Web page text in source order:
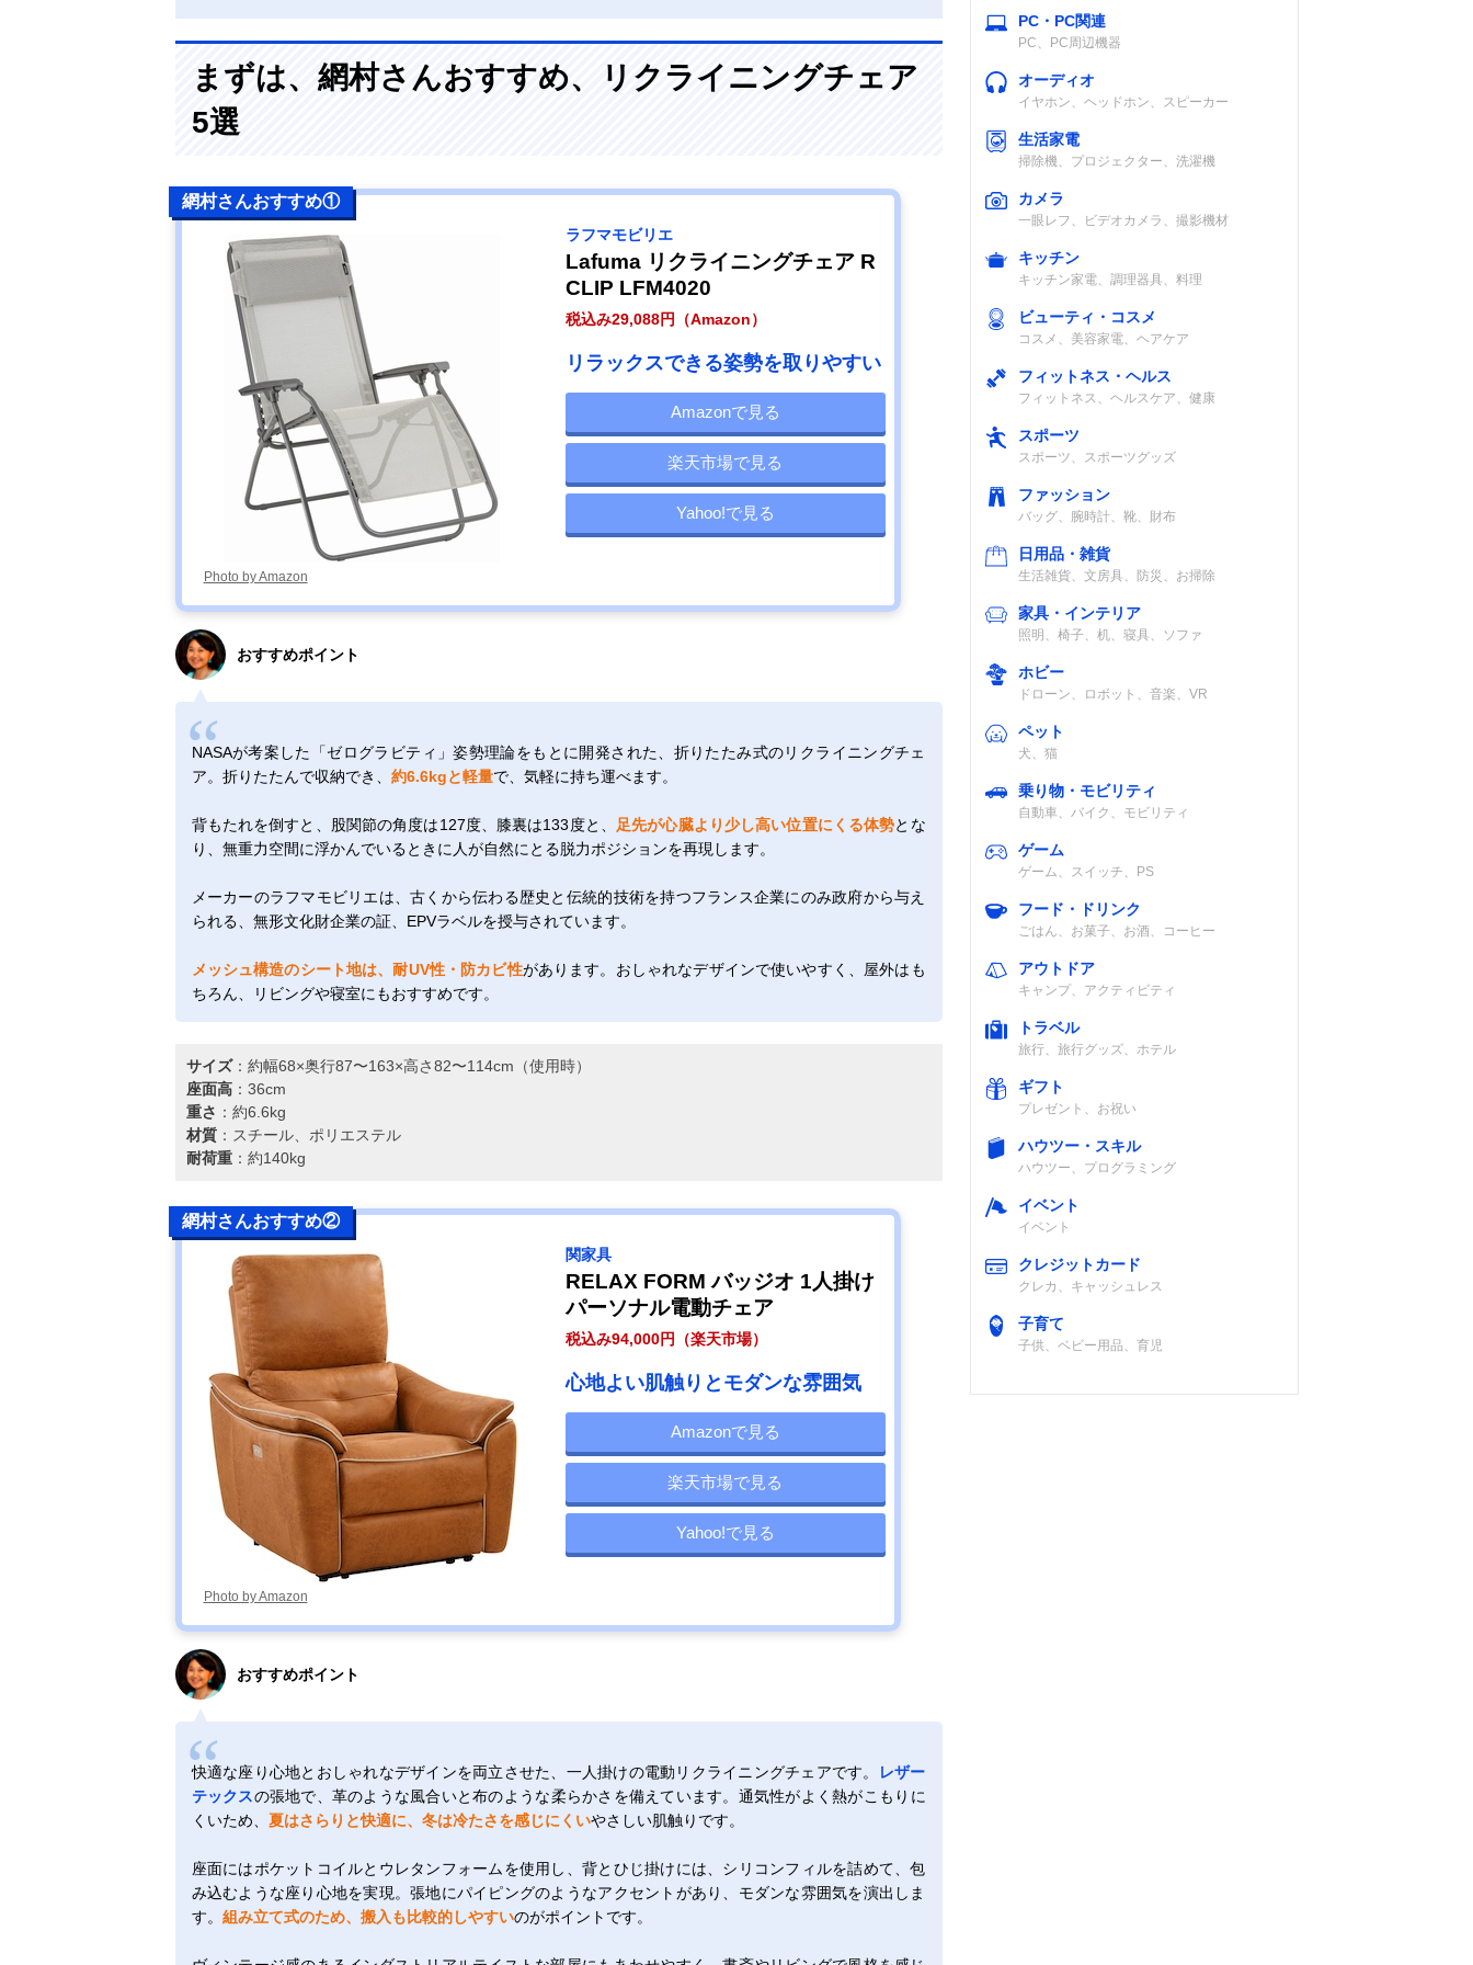
まずは、網村さんおすすめ、リクライニングチェア
5選
網村さんおすすめ①
Photo by Amazon
ラフマモビリエ
Lafuma リクライニングチェア R
CLIP LFM4020
税込み29,088円（Amazon）
リラックスできる姿勢を取りやすい
Amazonで見る
楽天市場で見る
Yahoo!で見る
おすすめポイント
NASAが考案した「ゼログラビティ」姿勢理論をもとに開発された、折りたたみ式のリクライニングチェ
ア。折りたたんで収納でき、 約6.6kgと軽量で、気軽に持ち運べます。
背もたれを倒すと、股関節の角度は127度、膝裏は133度と、 足先が心臓より少し高い位置にくる体勢とな
り、無重力空間に浮かんでいるときに人が自然にとる脱力ポジションを再現します。
メーカーのラフマモビリエは、古くから伝わる歴史と伝統的技術を持つフランス企業にのみ政府から与え
られる、無形文化財企業の証、EPVラベルを授与されています。
メッシュ構造のシート地は、耐UV性・防カビ性があります。おしゃれなデザインで使いやすく、屋外はも
ちろん、リビングや寝室にもおすすめです。
サイズ：約幅68×奥行87〜163×高さ82〜114cm（使用時）
座面高：36cm
重さ ：約6.6kg
材質：スチール、ポリエステル
耐荷重：約140kg
網村さんおすすめ②
Photo by Amazon
関家具
RELAX FORM バッジオ 1人掛け
パーソナル電動チェア
税込み94,000円（楽天市場）
心地よい肌触りとモダンな雰囲気
Amazonで見る
楽天市場で見る
Yahoo!で見る
おすすめポイント
快適な座り心地とおしゃれなデザインを両立させた、一人掛けの電動リクライニングチェアです。
レザー
テックスの張地で、革のような風合いと布のような柔らかさを備えています。通気性がよく熱がこもりに
くいため、 夏はさらりと快適に、冬は冷たさを感じにくいやさしい肌触りです。
座面にはポケットコイルとウレタンフォームを使用し、背とひじ掛けには、シリコンフィルを詰めて、包
み込むような座り心地を実現。張地にパイピングのようなアクセントがあり、モダンな雰囲気を演出しま
す。 組み立て式のため、搬入も比較的しやすいのがポイントです。
PC・PC関連
PC、PC周辺機器
オーディオ
イヤホン、ヘッドホン、スピーカー
生活家電
掃除機、プロジェクター、洗濯機
カメラ
一眼レフ、ビデオカメラ、撮影機材
キッチン
キッチン家電、調理器具、料理
ビューティ・コスメ
コスメ、美容家電、ヘアケア
フィットネス・ヘルス
フィットネス、ヘルスケア、健康
スポーツ
スポーツ、スポーツグッズ
ファッション
バッグ、腕時計、靴、財布
日用品・雑貨
生活雑貨、文房具、防災、お掃除
家具・インテリア
照明、椅子、机、寝具、ソファ
ホビー
ドローン、ロボット、音楽、VR
ペット
犬、猫
乗り物・モビリティ
自動車、バイク、モビリティ
ゲーム
ゲーム、スイッチ、PS
フード・ドリンク
ごはん、お菓子、お酒、コーヒー
アウトドア
キャンプ、アクティビティ
トラベル
旅行、旅行グッズ、ホテル
ギフト
プレゼント、お祝い
ハウツー・スキル
ハウツー、プログラミング
イベント
イベント
クレジットカード
クレカ、キャッシュレス
子育て
子供、ベビー用品、育児